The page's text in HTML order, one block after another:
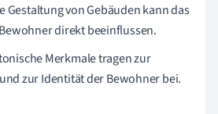
Gestaltung von Gebäuden kann das
direkt beeinflussen.
Merkmale tragen zur
zur Identität der Bewohner bei.